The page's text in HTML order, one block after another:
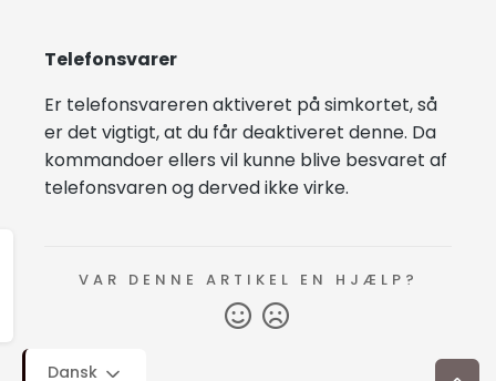
Telefonsvarer
Er telefonsvareren aktiveret på simkortet, så
er det vigtigt, at du får deaktiveret denne. Da
kommandoer ellers vil kunne blive besvaret af
telefonsvaren og derved ikke virke.
VAR DENNE ARTIKEL EN HJÆLP?
Dansk